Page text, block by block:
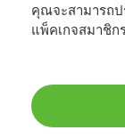
คุณจะสามารถ
แพ็คเกจสมาชิก